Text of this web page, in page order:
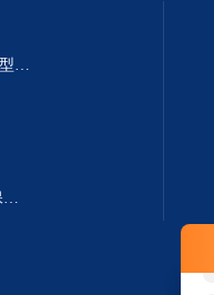
QZMQ型系列气动薄膜切断阀QZMQ型系列气动薄膜切断阀
BQ41PPL型不锈钢夹法兰不变径套保温球阀